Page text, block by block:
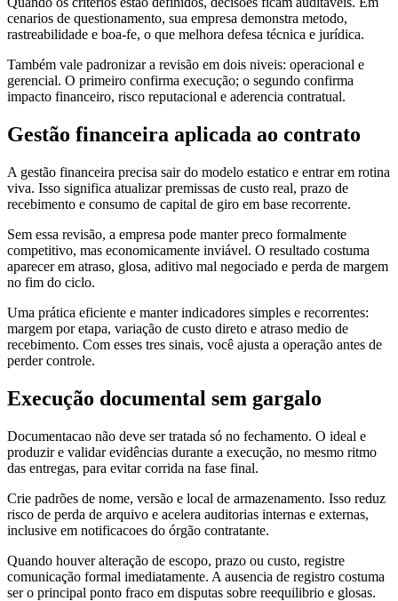
cenarios de questionamento, sua empresa demonstra metodo,
rastreabilidade e boa-fe, o que melhora defesa técnica e jurídica.
Também vale padronizar a revisão em dois niveis: operacional e
gerencial. O primeiro confirma execução; o segundo confirma
impacto financeiro, risco reputacional e aderencia contratual.
Gestão financeira aplicada ao contrato
A gestão financeira precisa sair do modelo estatico e entrar em rotina
viva. Isso significa atualizar premissas de custo real, prazo de
recebimento e consumo de capital de giro em base recorrente.
Sem essa revisão, a empresa pode manter preco formalmente
competitivo, mas economicamente inviável. O resultado costuma
aparecer em atraso, glosa, aditivo mal negociado e perda de margem
no fim do ciclo.
Uma prática eficiente e manter indicadores simples e recorrentes:
margem por etapa, variação de custo direto e atraso medio de
recebimento. Com esses tres sinais, você ajusta a operação antes de
perder controle.
Execução documental sem gargalo
Documentacao não deve ser tratada só no fechamento. O ideal e
produzir e validar evidências durante a execução, no mesmo ritmo
das entregas, para evitar corrida na fase final.
Crie padrões de nome, versão e local de armazenamento. Isso reduz
risco de perda de arquivo e acelera auditorias internas e externas,
inclusive em notificacoes do órgão contratante.
Quando houver alteração de escopo, prazo ou custo, registre
comunicação formal imediatamente. A ausencia de registro costuma
ser o principal ponto fraco em disputas sobre reequilibrio e glosas.